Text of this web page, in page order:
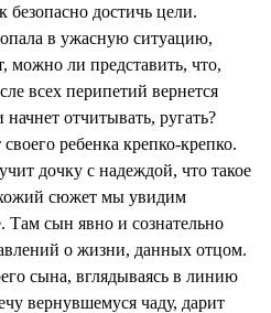
безопасно достичь цели.
в ужасную ситуацию,
можно ли представить, что,
всех перипетий вернется
отчитывать, ругать?
ребенка крепко-крепко.
дочку с надеждой, что такое
сюжет мы увидим
Там сын явно и сознательно
о жизни, данных отцом.
сына, вглядываясь в линию
вернувшемуся чаду, дарит